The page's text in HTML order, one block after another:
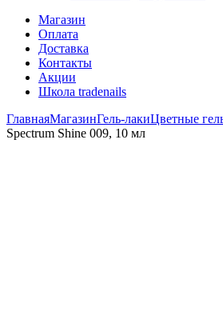
Магазин
Оплата
Доставка
Контакты
Акции
Школа tradenails
ГлавнаяМагазинГель-лакиЦветные
Spectrum Shine 009, 10 мл